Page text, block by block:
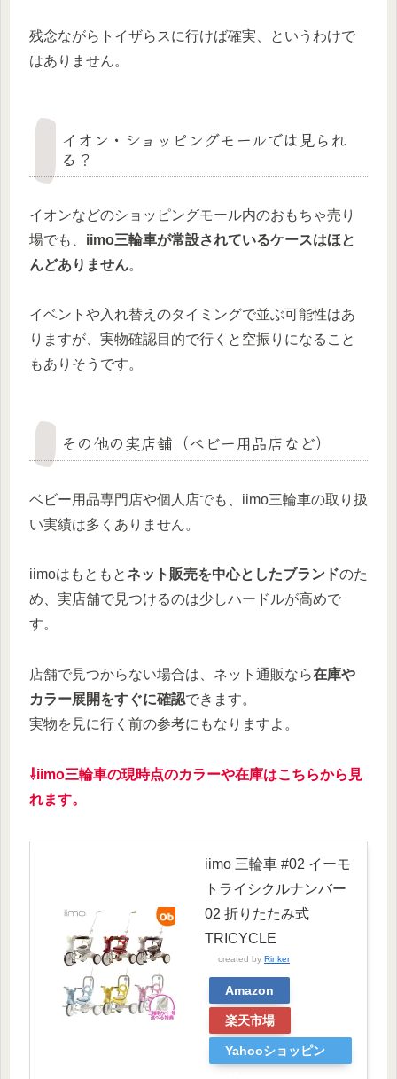
残念ながらトイザらスに行けば確実、というわけで
はありません。
イオン・ショッピングモールでは見られ
る？
イオンなどのショッピングモール内のおもちゃ売り
場でも、 iimo三輪車が常設されているケースはほと
んどありません。
イベントや入れ替えのタイミングで並ぶ可能性はあ
りますが、実物確認目的で行くと空振りになること
もありそうです。
その他の実店舗（ベビー用品店など）
ベビー用品専門店や個人店でも、iimo三輪車の取り扱
い実績は多くありません。
iimoはもともとネット販売を中心としたブランドのた
め、実店舗で見つけるのは少しハードルが高めで
す。
店舗で見つからない場合は、ネット通販なら在庫や
カラー展開をすぐに確認できます。
実物を見に行く前の参考にもなりますよ。
⇩iimo三輪車の現時点のカラーや在庫はこちらから見
れます。
iimo 三輪車 #02 イーモ
トライシクルナンバー
02 折りたたみ式
TRICYCLE
created by Rinker
Amazon
楽天市場
Yahooショッピン